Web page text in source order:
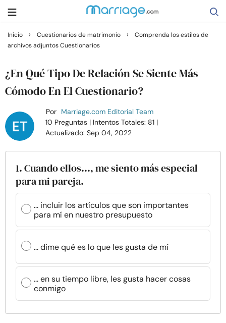
Buscar
Casarse
Relaciones
Familia
Ayuda
Cursos
Recursos
Comunidad
Encuentra un terapeuta
Inicio › Cuestionarios de matrimonio › Comprenda los estilos de
archivos adjuntos Cuestionarios
¿En Qué Tipo De Relación Se Siente Más
Cómodo En El Cuestionario?
Por Marriage.com Editorial Team
10 Preguntas | Intentos Totales: 81 |
Actualizado: Sep 04, 2022
1. Cuando ellos..., me siento más especial
para mi pareja.
... incluir los artículos que son importantes
para mí en nuestro presupuesto
... dime qué es lo que les gusta de mí
... en su tiempo libre, les gusta hacer cosas
conmigo